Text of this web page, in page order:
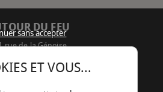
DU FEU
rue de la Génoise
22 98 09
sans accepter
ET VOUS...